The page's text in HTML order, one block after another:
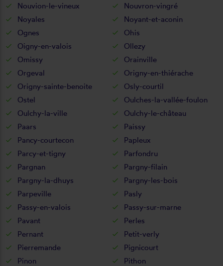
Nouvion-le-vineux
Nouvron-vingré
Noyales
Noyant-et-aconin
Ognes
Ohis
Oigny-en-valois
Ollezy
Omissy
Orainville
Orgeval
Origny-en-thiérache
Origny-sainte-benoite
Osly-courtil
Ostel
Oulches-la-vallée-foulon
Oulchy-la-ville
Oulchy-le-château
Paars
Paissy
Pancy-courtecon
Papleux
Parcy-et-tigny
Parfondru
Pargnan
Pargny-filain
Pargny-la-dhuys
Pargny-les-bois
Parpeville
Pasly
Passy-en-valois
Passy-sur-marne
Pavant
Perles
Pernant
Petit-verly
Pierremande
Pignicourt
Pinon
Pithon